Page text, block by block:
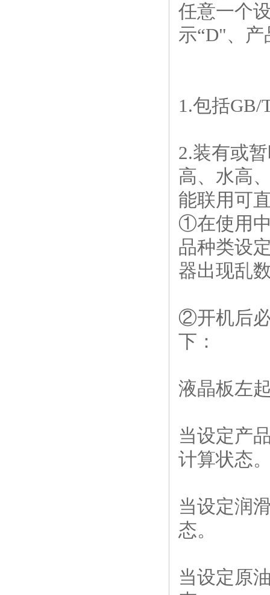
任意一个
示“D"、产
1.包括GB/
2.装有或
高、水高
能联用可
①在使用
品种类设
器出现乱
②开机后
下：
液晶板左
当设定产
计算状态
当设定润
态。
当设定原